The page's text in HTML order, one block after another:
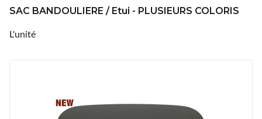
SAC BANDOULIERE / Etui - PLUSIEURS COLORIS
L'unité